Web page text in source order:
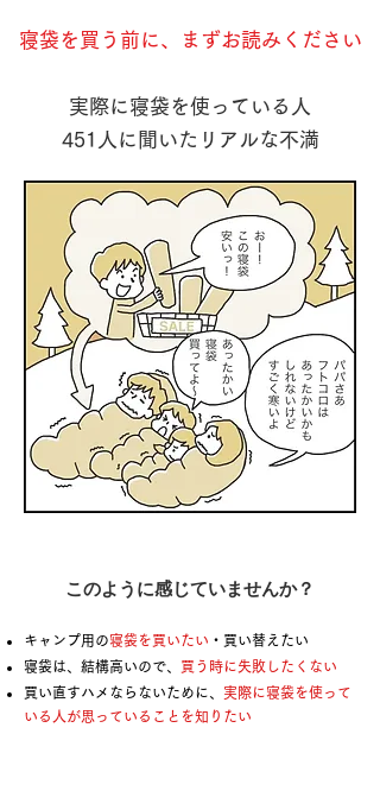
寝袋を買う前に、まずお読みください
実際に寝袋を使っている人
451人に 聞いたリアルな不満
このように感じていませんか？
キャンプ用の寝袋を買いたい ・買い替えたい
寝袋は、結構高いので、 買う時に失敗したくない
買い直すハメならないために、 実際に寝袋を使って
いる人が思っていることを知りたい